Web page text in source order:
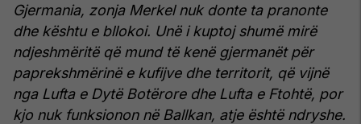
Gjermania, zonja Merkel nuk donte ta pranonte
dhe kështu e bllokoi. Unë i kuptoj shumë mirë
ndjeshmëritë që mund të kenë gjermanët për
paprekshmërinë e kufijve dhe territorit, që vijnë
nga Lufta e Dytë Botërore dhe Lufta e Ftohtë, por
kjo nuk funksionon në Ballkan, atje është ndryshe.